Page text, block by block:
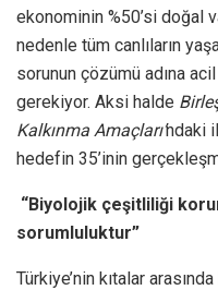
ekonominin %50’si doğal
nedenle tüm canlıların
sorunun çözümü adına
gerekiyor. Aksi halde
Kalkınma Amaçları’ndaki
hedefin 35’inin
“Biyolojik çeşitliliği
sorumluluktur”
Türkiye’nin kıtalar